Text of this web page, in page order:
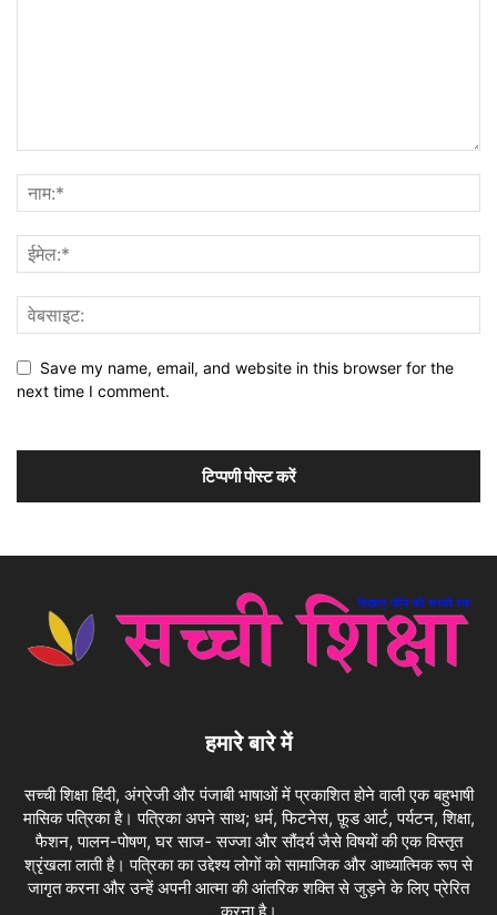
Save my name, email, and website in this browser for the
next time I comment.
हमारे बारे में
सच्ची शिक्षा हिंदी, अंग्रेजी और पंजाबी भाषाओं में प्रकाशित होने वाली एक बहुभाषी
मासिक पत्रिका है। पत्रिका अपने साथ; धर्म, फिटनेस, फ़ूड आर्ट, पर्यटन, शिक्षा,
फैशन, पालन-पोषण, घर साज- सज्जा और सौंदर्य जैसे विषयों की एक विस्तृत
श्रृंखला लाती है। पत्रिका का उद्देश्य लोगों को सामाजिक और आध्यात्मिक रूप से
जागृत करना और उन्हें अपनी आत्मा की आंतरिक शक्ति से जुड़ने के लिए प्रेरित